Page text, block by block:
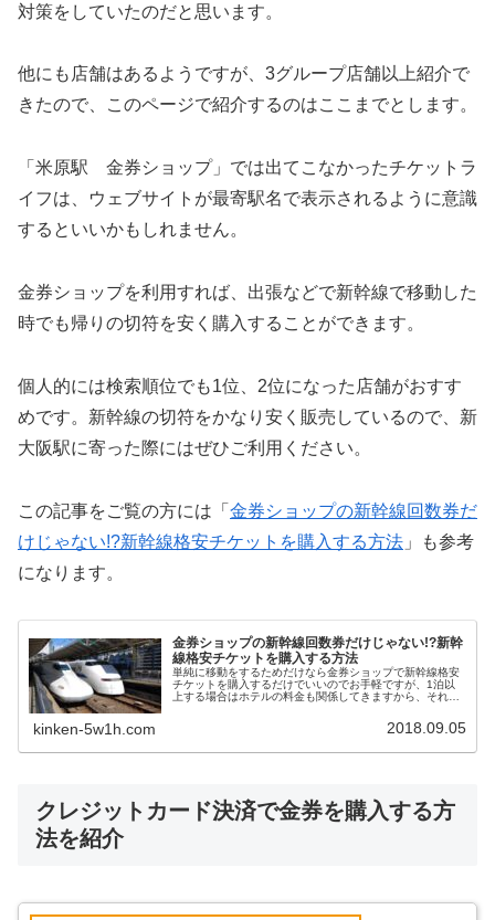
対策をしていたのだと思います。
他にも店舗はあるようですが、3グループ店舗以上紹介で
きたので、このページで紹介するのはここまでとします。
「米原駅 金券ショップ」では出てこなかったチケットラ
イフは、ウェブサイトが最寄駅名で表示されるように意識
するといいかもしれません。
金券ショップを利用すれば、出張などで新幹線で移動した
時でも帰りの切符を安く購入することができます。
個人的には検索順位でも1位、2位になった店舗がおすす
めです。新幹線の切符をかなり安く販売しているので、新
大阪駅に寄った際にはぜひご利用ください。
この記事をご覧の方には「 金券ショップの新幹線回数券だ
けじゃない!?新幹線格安チケットを購入する方法 」も参考
になります。
金券ショップの新幹線回数券だけじゃない!?新幹
線格安チケットを購入する方法
単純に移動をするためだけなら金券ショップで新幹線格安
チケットを購入するだけでいいのでお手軽ですが、1泊以
上する場合はホテルの料金も関係してきますから、それぞ
ますよね。そんな時はJR・新幹線+宿泊セットプランとい
kinken-5w1h.com 2018.09.05
クレジットカード決済で金券を購入する方
法を紹介